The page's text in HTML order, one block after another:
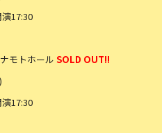
17:30
モトホール SOLD OUT!!
17:30